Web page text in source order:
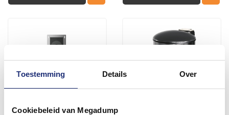
Toestemming Details Over
Cookiebeleid van Megadump